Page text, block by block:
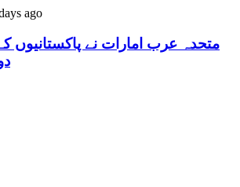
days ago
متحدہ عرب امارات نے پاکستانیوں کے